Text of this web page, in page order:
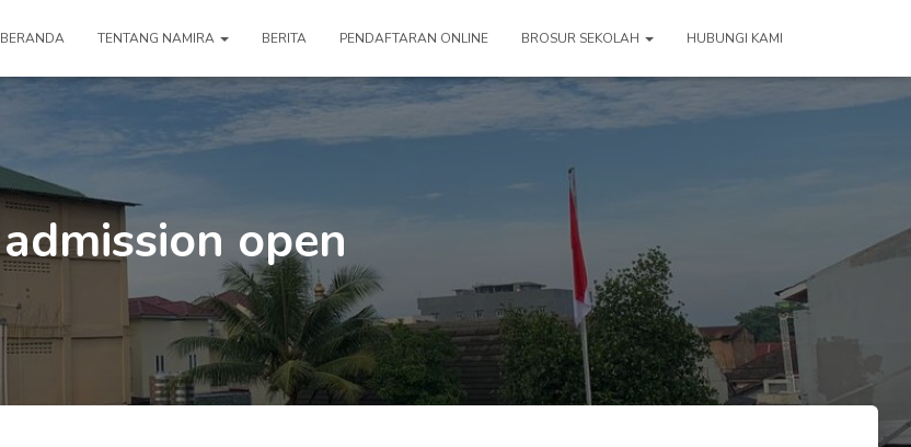
BERANDA TENTANG NAMIRA BERITA PENDAFTARAN ONLINE BROSUR SEKOLAH HUBUNGI KAMI
admission open